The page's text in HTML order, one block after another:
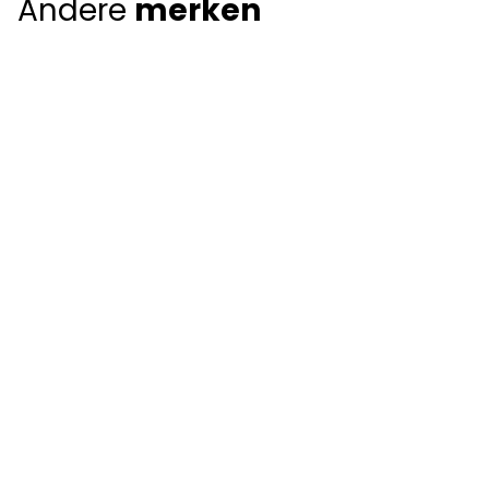
Andere merken